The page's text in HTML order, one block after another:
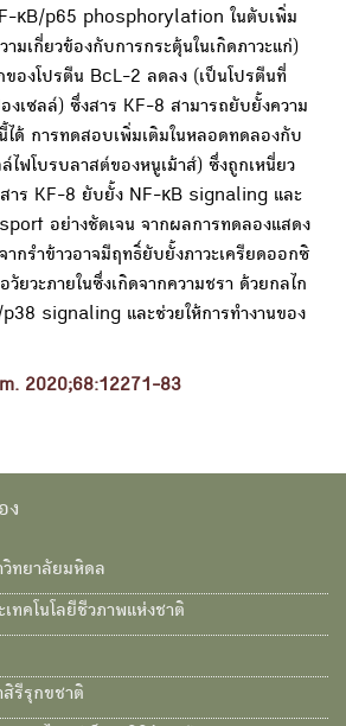
κB/p65 phosphorylation ในตับเพิ่ม
มเกี่ยวข้องกับการกระตุ้นในเกิดภาวะแก่)
ของโปรตีน BcL-2 ลดลง (เป็นโปรตีนที่
งเซลล์) ซึ่งสาร KF-8 สามารถยับยั้งความ
ได้ การทดสอบเพิ่มเติมในหลอดทดลองกับ
ไฟโบรบลาสต์ของหนูเม้าส์) ซึ่งถูกเหนี่ยว
าร KF-8 ยับยั้ง NF-κB signaling และ
อย่างชัดเจน จากผลการทดลองแสดง
ากรำข้าวอาจมีฤทธิ์ยับยั้งภาวะเครียดออกซิ
ยวะภายในซึ่งเกิดจากความชรา ด้วยกลไก
signaling และช่วยให้การทำงานของ
2020;68:12271-83
ง
ทยาลัยมหิดล
ทคโนโลยีชีวภาพแห่งชาติ
รีรุกขชาติ